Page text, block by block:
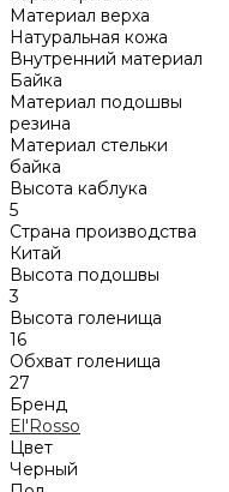
Материал верха
Натуральная кожа
Внутренний материал
Байка
Материал подошвы
резина
Материал стельки
байка
Высота каблука
5
Страна производства
Китай
Высота подошвы
3
Высота голенища
16
Обхват голенища
27
Бренд
El'Rosso
Цвет
Черный